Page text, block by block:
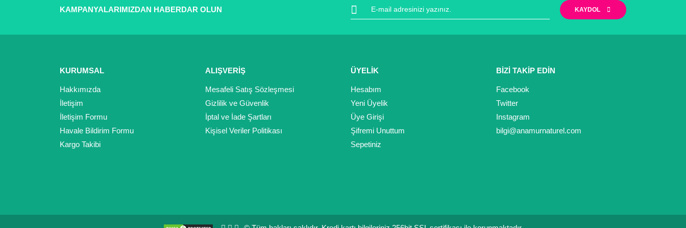
Yorum Yaz
Ürün resmi kalitesiz, bozuk veya görüntülenemiyor.
Bu ürüne benzer farklı alternatifler olmalı.
Gönder
KAMPANYALARIMIZDAN HABERDAR OLUN KAYDOL
KURUMSAL
Hakkımızda
İletişim
İletişim Formu
Havale Bildirim Formu
Kargo Takibi
ALIŞVERİŞ
Mesafeli Satış Sözleşmesi
Gizlilik ve Güvenlik
İptal ve İade Şartları
Kişisel Veriler Politikası
ÜYELİK
Hesabım
Yeni Üyelik
Üye Girişi
Şifremi Unuttum
Sepetiniz
BİZİ TAKİP EDİN
Facebook
Twitter
Instagram
bilgi@anamurnaturel.com